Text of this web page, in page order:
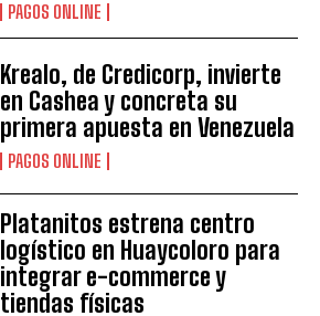
PAGOS ONLINE
Krealo, de Credicorp, invierte
en Cashea y concreta su
primera apuesta en Venezuela
PAGOS ONLINE
Platanitos estrena centro
logístico en Huaycoloro para
integrar e-commerce y
tiendas físicas